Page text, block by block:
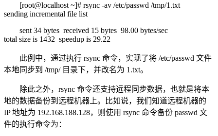
[root@localhost ~]# rsync -av /etc/passwd /tmp/1.txt
sending incremental file list
sent 34 bytes received 15 bytes 98.00 bytes/sec
total size is 1432 speedup is 29.22
此例中，通过执行 rsync 命令，实现了将 /etc/passwd 文件
本地同步到 /tmp/ 目录下，并改名为 1.txt。
除此之外，rsync 命令还支持远程同步数据，也就是将本
地的数据备份到远程机器上。比如说，我们知道远程机器的
IP 地址为 192.168.188.128，则使用 rsync 命令备份 passwd 文
件的执行命令为：